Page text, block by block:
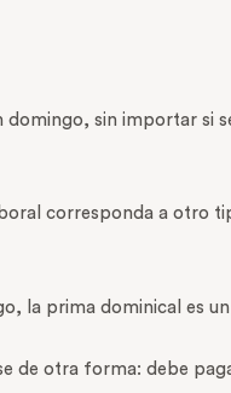
sin importar si
corresponda a otro
la prima dominical es
de otra forma: debe